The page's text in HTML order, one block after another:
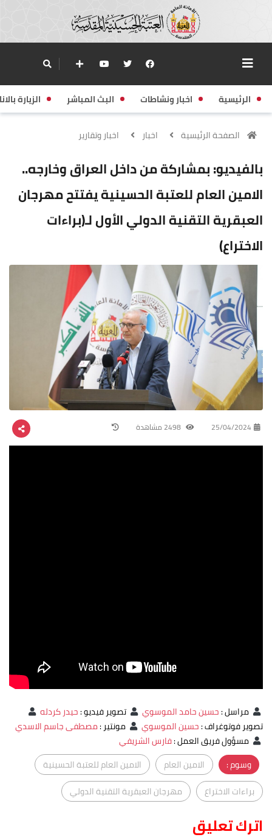
الرئيسية اخبار ونشاطات البث المباشر الزيارة
الصفحة الرئيسية اخبار اخبار وتقارير
بالفيديو: بمشاركة من داخل العراق وخارجه..
الامين العام للعتبة الحسينية يفتتح مهرجان
العبقرية التقنية الدولي الأول لـ(براءات
الاختراع)
25/04/2024
مراسل:حسين حامد الموسوي تصوير فيديو:حيدر كردله
تصوير فوتوغراف:حسين الموسوي مونتير:مصطفى جاسم الاسدي
مسؤول فريق العمل:فارس الشريفي
وسوم :
الامين العام
الامين العام للعتبة الحسينية
براءات الاختراع
مهرجان العبقرية التقنية الدولي
اترك تعليق